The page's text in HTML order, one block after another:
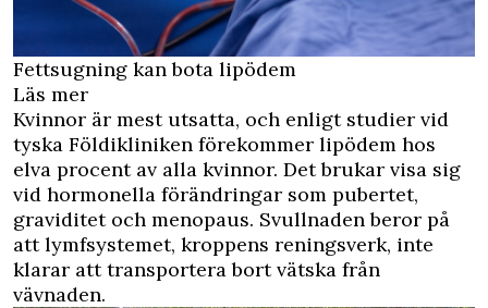
Fettsugning kan bota lipödem
Läs mer
Kvinnor är mest utsatta, och enligt studier vid
tyska Földikliniken förekommer lipödem hos
elva procent av alla kvinnor. Det brukar visa sig
vid hormonella förändringar som pubertet,
graviditet och menopaus. Svullnaden beror på
att lymfsystemet, kroppens reningsverk, inte
klarar att transportera bort vätska från
vävnaden.